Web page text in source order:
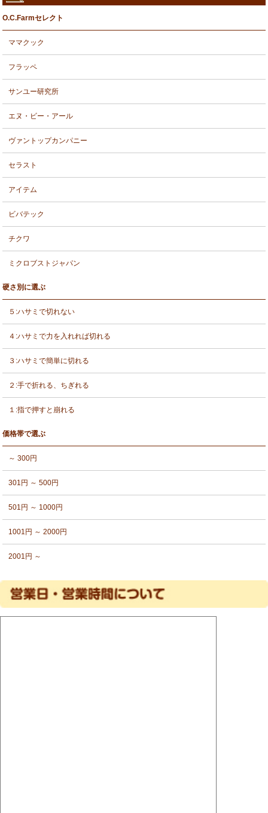
O.C.Farmセレクト
ママクック
フラッペ
サンユー研究所
エヌ・ビー・アール
ヴァントップカンパニー
セラスト
アイテム
ビバテック
チクワ
ミクロブストジャパン
硬さ別に選ぶ
５:ハサミで切れない
４:ハサミで力を入れれば切れる
３:ハサミで簡単に切れる
２:手で折れる、ちぎれる
１:指で押すと崩れる
価格帯で選ぶ
～ 300円
301円 ～ 500円
501円 ～ 1000円
1001円 ～ 2000円
2001円 ～